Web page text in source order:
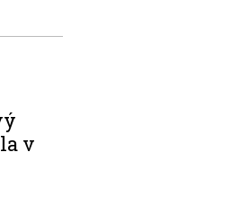
v